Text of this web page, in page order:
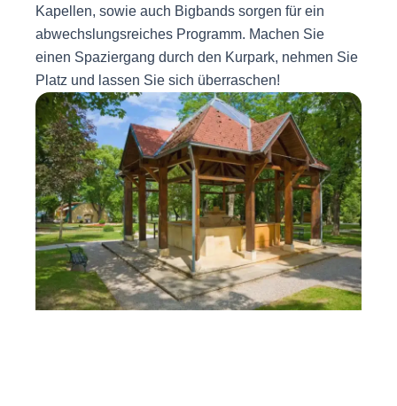
Kapellen, sowie auch Bigbands sorgen für ein
abwechslungsreiches Programm. Machen Sie
einen Spaziergang durch den Kurpark, nehmen Sie
Platz und lassen Sie sich überraschen!